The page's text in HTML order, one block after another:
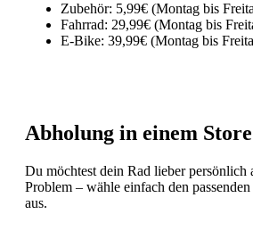
Zubehör: 5,99€ (Montag bis
Fahrrad: 29,99€ (Montag bis
E-Bike: 39,99€ (Montag bis
Abholung in einem Store
Du möchtest dein Rad lieber persönlich
Problem – wähle einfach den
aus.